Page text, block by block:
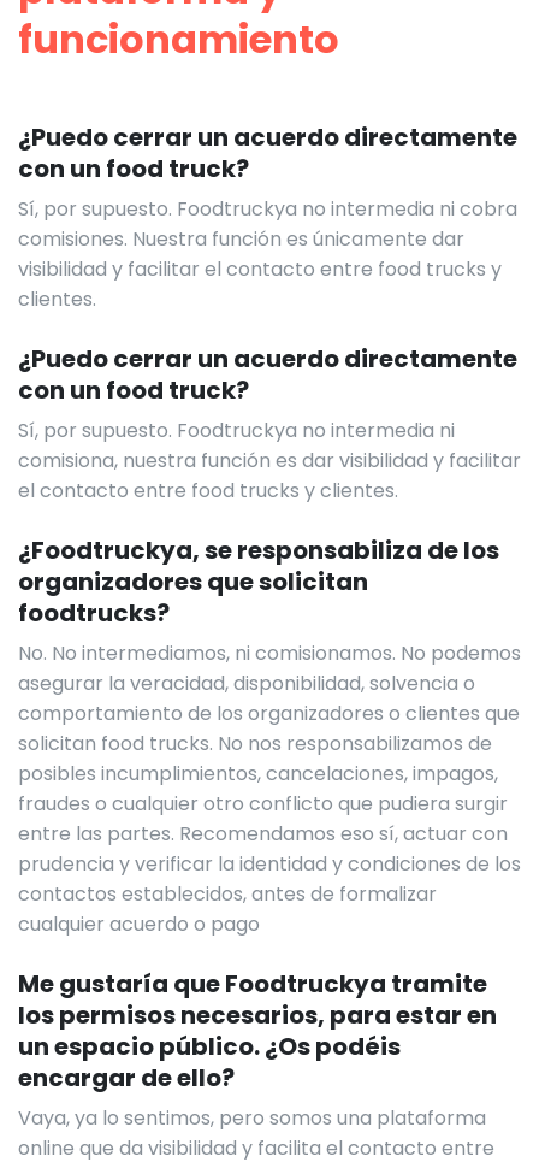
funcionamiento
¿Puedo cerrar un acuerdo directamente
con un food truck?
Sí, por supuesto. Foodtruckya no intermedia ni cobra
comisiones. Nuestra función es únicamente dar
visibilidad y facilitar el contacto entre food trucks y
clientes.
¿Puedo cerrar un acuerdo directamente
con un food truck?
Sí, por supuesto. Foodtruckya no intermedia ni
comisiona, nuestra función es dar visibilidad y facilitar
el contacto entre food trucks y clientes.
¿Foodtruckya, se responsabiliza de los
organizadores que solicitan
foodtrucks?
No. No intermediamos, ni comisionamos. No podemos
asegurar la veracidad, disponibilidad, solvencia o
comportamiento de los organizadores o clientes que
solicitan food trucks. No nos responsabilizamos de
posibles incumplimientos, cancelaciones, impagos,
fraudes o cualquier otro conflicto que pudiera surgir
entre las partes. Recomendamos eso sí, actuar con
prudencia y verificar la identidad y condiciones de los
contactos establecidos, antes de formalizar
cualquier acuerdo o pago
Me gustaría que Foodtruckya tramite
los permisos necesarios, para estar en
un espacio público. ¿Os podéis
encargar de ello?
Vaya, ya lo sentimos, pero somos una plataforma
online que da visibilidad y facilita el contacto entre